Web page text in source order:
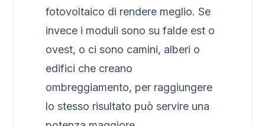
fotovoltaico di rendere meglio. Se
invece i moduli sono su falde est o
ovest, o ci sono camini, alberi o
edifici che creano
ombreggiamento, per raggiungere
lo stesso risultato può servire una